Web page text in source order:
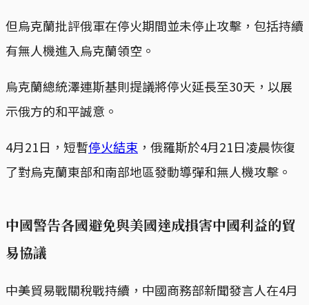
但烏克蘭批評俄軍在停火期間並未停止攻擊，包括持續
有無人機進入烏克蘭領空。​
烏克蘭總統澤連斯基則提議將停火延長至30天，以展
示俄方的和平誠意。
4月21日，短暫停火結束 ，俄羅斯於4月21日凌晨恢復
了對烏克蘭東部和南部地區發動導彈和無人機攻擊。
中國警告各國避免與美國達成損害中國利益的貿
易協議
中美貿易戰關稅戰持續，中國商務部新聞發言人在4月